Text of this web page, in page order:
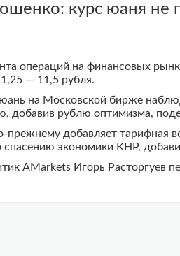
курс юаня не
операций на финансовых
— 11,5 рубля.
на Московской бирже
добавив рублю оптимизма,
добавляет тарифная
спасению экономики КНР,
AMarkets Игорь Расторгуев